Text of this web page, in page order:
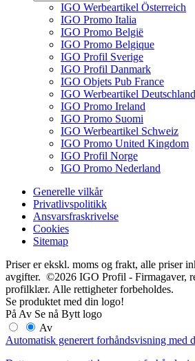
IGO Werbeartikel Österreich
IGO Promo Italia
IGO Promo België
IGO Promo Belgique
IGO Profil Sverige
IGO Profil Danmark
IGO Objets Pub France
IGO Werbeartikel Deutschland
IGO Promo Ireland
IGO Promo Suomi
IGO Werbeartikel Schweiz
IGO Promo United Kingdom
IGO Profil Norge
IGO Promo Nederland
Generelle vilkår
Privatlivspolitikk
Ansvarsfraskrivelse
Cookies
Sitemap
Priser er ekskl. moms og frakt, alle priser
avgifter. ©2026 IGO Profil - Firmagaver,
profilklær. Alle rettigheter forbeholdes.
Se produktet med din logo!
På Av Se nå Bytt logo
Av
Automatisk generert forhåndsvisning med